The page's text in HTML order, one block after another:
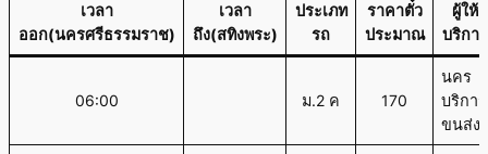
เวลา
ออก(นครศรีธรรมราช)
เวลา
ถึง(สทิงพระ)
ประเภท
รถ
ราคาตั๋ว
ประมาณ
ผู้ให้
บริการ
06:00 ม.2 ค 170
นคร
บริการ
ขนส่ง